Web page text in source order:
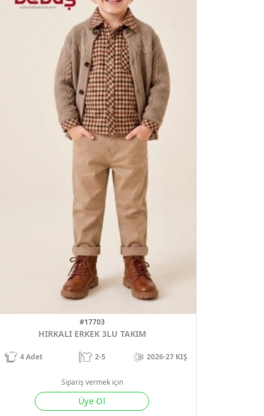
#17703
HIRKALI ERKEK 3LU TAKIM
4Adet 2-5 2026-27 KIŞ
Sipariş vermek için
Üye Ol